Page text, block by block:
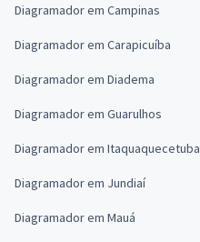
Diagramador em Campinas
Diagramador em Carapicuíba
Diagramador em Diadema
Diagramador em Guarulhos
Diagramador em Itaquaquecetuba
Diagramador em Jundiaí
Diagramador em Mauá